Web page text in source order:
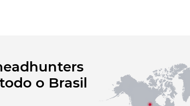
o Brasil